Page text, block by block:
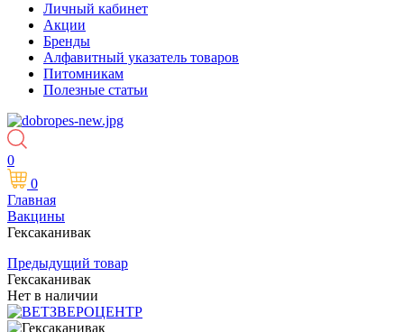
Личный кабинет
Акции
Бренды
Алфавитный указатель товаров
Питомникам
Полезные статьи
0
0
Главная
Вакцины
Гексаканивак
Предыдущий товар
Гексаканивак
Нет в наличии